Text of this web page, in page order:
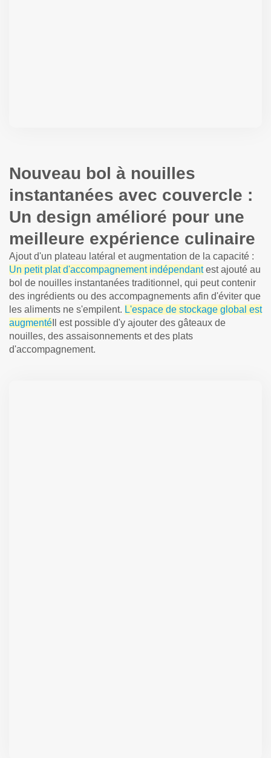
Nouveau bol à nouilles
instantanées avec couvercle :
Un design amélioré pour une
meilleure expérience culinaire
Ajout d'un plateau latéral et augmentation de la capacité :
Un petit plat d'accompagnement indépendantest ajouté au
bol de nouilles instantanées traditionnel, qui peut contenir
des ingrédients ou des accompagnements afin d'éviter que
les aliments ne s'empilent. L'espace de stockage global est
augmenté Il est possible d'y ajouter des gâteaux de
nouilles, des assaisonnements et des plats
d'accompagnement.